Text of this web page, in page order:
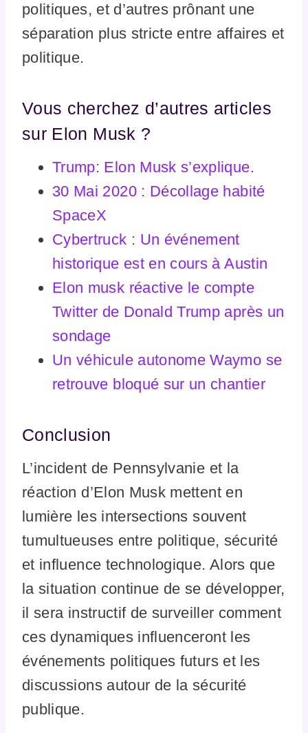
politiques, et d’autres prônant une
séparation plus stricte entre affaires et
politique.
Vous cherchez d’autres articles
sur Elon Musk ?
Trump: Elon Musk s’explique.
30 Mai 2020 : Décollage habité
SpaceX
Cybertruck : Un événement
historique est en cours à Austin
Elon musk réactive le compte
Twitter de Donald Trump après un
sondage
Un véhicule autonome Waymo se
retrouve bloqué sur un chantier
Conclusion
L’incident de Pennsylvanie et la
réaction d’Elon Musk mettent en
lumière les intersections souvent
tumultueuses entre politique, sécurité
et influence technologique. Alors que
la situation continue de se développer,
il sera instructif de surveiller comment
ces dynamiques influenceront les
événements politiques futurs et les
discussions autour de la sécurité
publique.